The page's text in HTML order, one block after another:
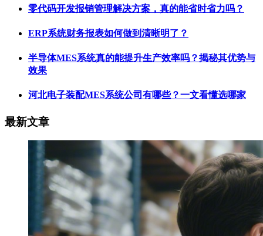
零代码开发报销管理解决方案，真的能省时省力吗？
ERP系统财务报表如何做到清晰明了？
半导体MES系统真的能提升生产效率吗？揭秘其优势与
效果
河北电子装配MES系统公司有哪些？一文看懂选哪家
最新文章